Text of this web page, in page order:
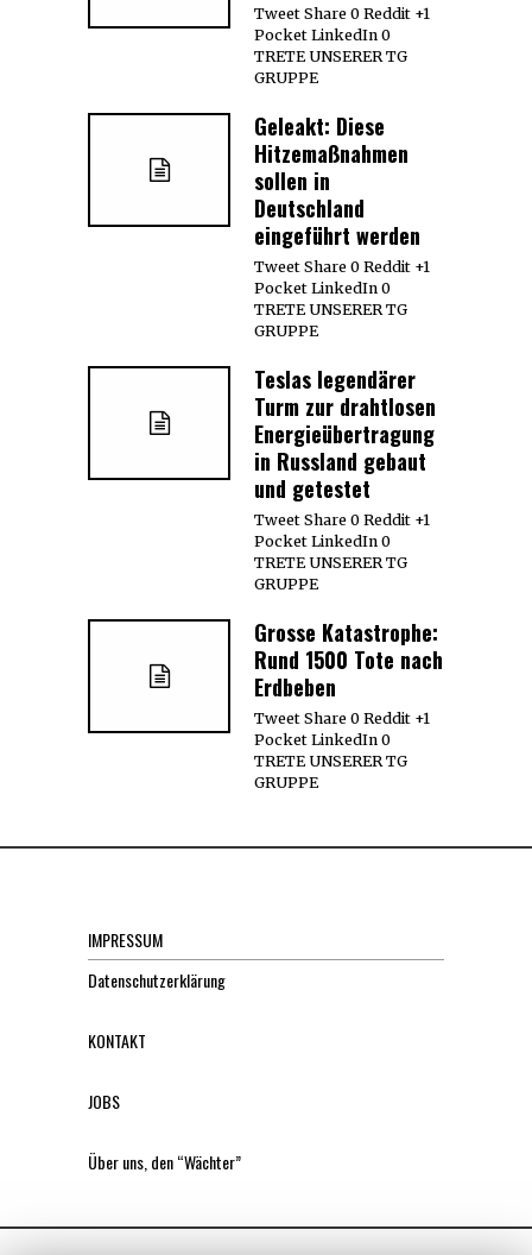
Tweet Share 0 Reddit +1
Pocket LinkedIn 0
TRETE UNSERER TG
GRUPPE
Geleakt: Diese
Hitzemaßnahmen
sollen in
Deutschland
eingeführt werden
Tweet Share 0 Reddit +1
Pocket LinkedIn 0
TRETE UNSERER TG
GRUPPE
Teslas legendärer
Turm zur drahtlosen
Energieübertragung
in Russland gebaut
und getestet
Tweet Share 0 Reddit +1
Pocket LinkedIn 0
TRETE UNSERER TG
GRUPPE
Grosse Katastrophe:
Rund 1500 Tote nach
Erdbeben
Tweet Share 0 Reddit +1
Pocket LinkedIn 0
TRETE UNSERER TG
GRUPPE
IMPRESSUM
Datenschutzerklärung
KONTAKT
JOBS
Über uns, den “Wächter”